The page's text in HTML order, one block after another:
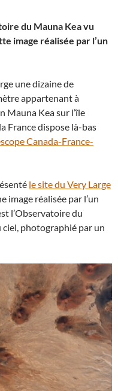
du Mauna Kea vu
image réalisée par l’un
une dizaine de
appartenant à
Mauna Kea sur l’île
France dispose là-bas
Canada-France-
le site du Very Large
image réalisée par l’un
l’Observatoire du
ciel, photographié par un